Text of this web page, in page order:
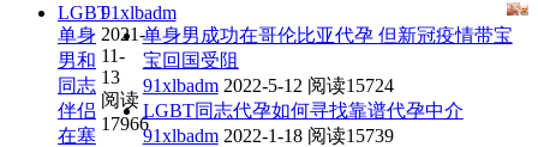
LGBT
单身
男和
同志
伴侣
在塞
91xlbadm
2021-
11-
13
阅读
17966
单身男成功在哥伦比亚代孕 但新冠疫情带宝
宝回国受阻
91xlbadm 2022-5-12 阅读15724
LGBT同志代孕如何寻找靠谱代孕中介
91xlbadm 2022-1-18 阅读15739